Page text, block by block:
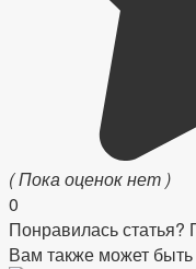
( Пока оценок нет )
0
Понравилась статья?
Вам также может